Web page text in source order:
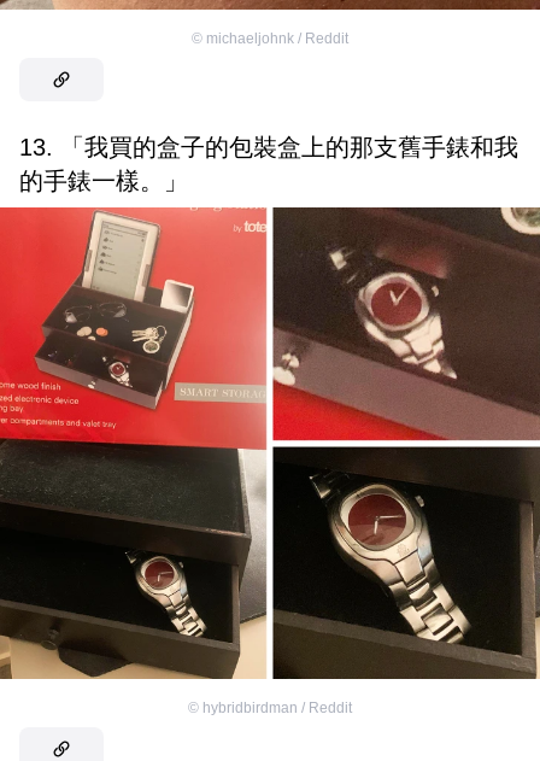
© michaeljohnk / Reddit
13. 「我買的盒子的包裝盒上的那支舊手錶和我
的手錶一樣。」
© hybridbirdman / Reddit